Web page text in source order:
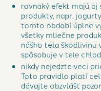
rovnaký efekt majú
produkty, napr.
tomto období úplne
všetky mliečne
nášho tela škodlivinu
spôsobuje v tele
nikdy nejedzte veci
Toto pravidlo platí
dávajte obzvlášť